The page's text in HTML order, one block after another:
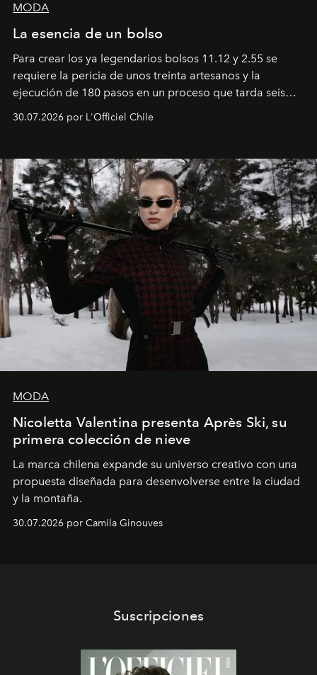
MODA
La esencia de un bolso
Para crear los ya legendarios bolsos 11.12 y 2.55 se
requiere la pericia de unos treinta artesanos y la
ejecución de 180 pasos en un proceso que tarda seis
semanas. Los expertos ponen en práctica una técnica
que se enseña solamente en la escuela de formación de
30.07.2026 por L'Officiel Chile
MODA
Nicoletta Valentina presenta Après Ski, su
primera colección de nieve
La marca chilena expande su universo creativo con una
propuesta diseñada para desenvolverse entre la ciudad
y la montaña.
30.07.2026 por Camila Ginouves
Suscripciones